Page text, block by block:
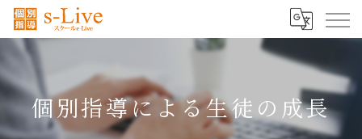
個別指導による生徒の成長